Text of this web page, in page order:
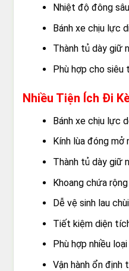
Nhiệt độ đông
Bánh xe chịu lực
Thành tủ dày giữ
Phù hợp cho siêu
Nhiều Tiện Ích Đi
Bánh xe chịu lực
Kính lùa đóng mở
Thành tủ dày giữ
Khoang chứa
Dễ vệ sinh lau chùi
Tiết kiệm diện
Phù hợp nhiều
Vận hành ổn định